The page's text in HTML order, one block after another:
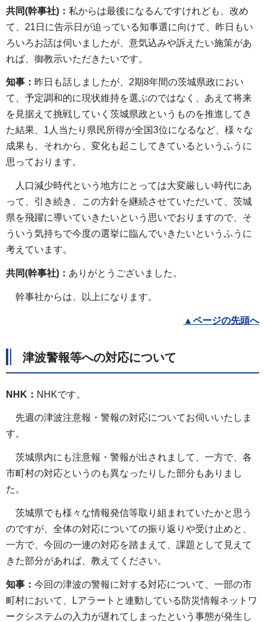
共同(幹事社)： 私からは最後になるんですけれども、改め
て、21日に告示日が迫っている知事選に向けて、昨日もい
ろいろお話は伺いましたが、意気込みや訴えたい施策があ
れば、御教示いただきたいです。
知事： 昨日も話しましたが、2期8年間の茨城県政におい
て、予定調和的に現状維持を選ぶのではなく、あえて将来
を見据えて挑戦していく茨城県政というものを推進してき
た結果、1人当たり県民所得が全国3位になるなど、様々な
成果も、それから、変化も起こしてきているというふうに
思っております。
人口減少時代という地方にとっては大変厳しい時代にあ
って、引き続き、この方針を継続させていただいて、茨城
県を飛躍に導いていきたいという思いでおりますので、そ
ういう気持ちで今度の選挙に臨んでいきたいというふうに
考えています。
共同(幹事社)： ありがとうございました。
幹事社からは、以上になります。
▲ ページの先頭へ
津波警報等への対応について
NHK： NHKです。
先週の津波注意報・警報の対応についてお伺いいたしま
す。
茨城県内にも注意報・警報が出されまして、一方で、各
市町村の対応というのも異なったりした部分もありまし
た。
茨城県でも様々な情報発信等取り組まれていたかと思う
のですが、全体の対応についての振り返りや受け止めと、
一方で、今回の一連の対応を踏まえて、課題として見えて
きた部分があれば、教えてください。
知事： 今回の津波の警報に対する対応について、一部の市
町村において、Lアラートと連動している防災情報ネットワ
ークシステムの入力が遅れてしまったという事態が発生し